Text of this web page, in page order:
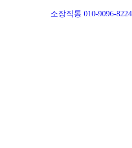
소장직통 010-9096-8224